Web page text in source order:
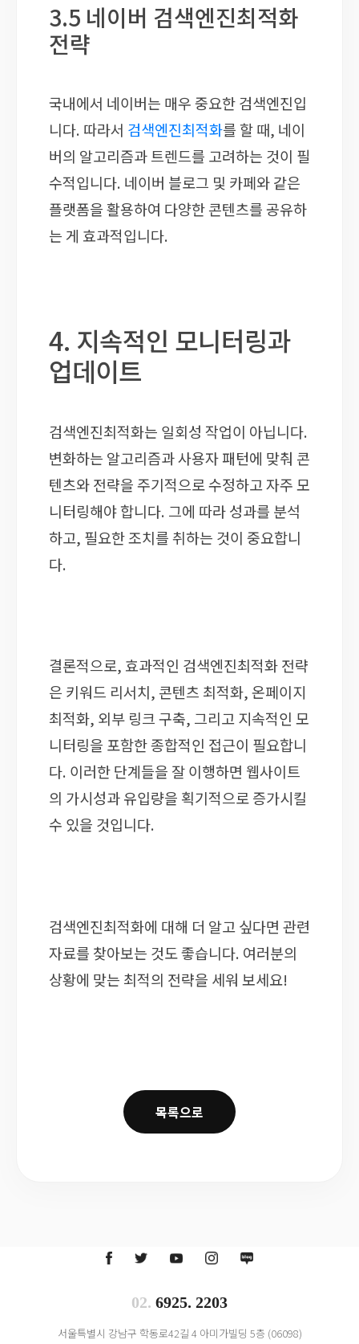
3.5 네이버 검색엔진최적화
전략
국내에서 네이버는 매우 중요한 검색엔진입
니다. 따라서 검색엔진최적화를 할 때, 네이
버의 알고리즘과 트렌드를 고려하는 것이 필
수적입니다. 네이버 블로그 및 카페와 같은
플랫폼을 활용하여 다양한 콘텐츠를 공유하
는 게 효과적입니다.
4. 지속적인 모니터링과
업데이트
검색엔진최적화는 일회성 작업이 아닙니다.
변화하는 알고리즘과 사용자 패턴에 맞춰 콘
텐츠와 전략을 주기적으로 수정하고 자주 모
니터링해야 합니다. 그에 따라 성과를 분석
하고, 필요한 조치를 취하는 것이 중요합니
다.
결론적으로, 효과적인 검색엔진최적화 전략
은 키워드 리서치, 콘텐츠 최적화, 온페이지
최적화, 외부 링크 구축, 그리고 지속적인 모
니터링을 포함한 종합적인 접근이 필요합니
다. 이러한 단계들을 잘 이행하면 웹사이트
의 가시성과 유입량을 획기적으로 증가시킬
수 있을 것입니다.
검색엔진최적화에 대해 더 알고 싶다면 관련
자료를 찾아보는 것도 좋습니다. 여러분의
상황에 맞는 최적의 전략을 세워 보세요!
목록으로
02. 6925. 2203
서울특별시 강남구 학동로42길 4 아미가빌딩 5층 (06098)